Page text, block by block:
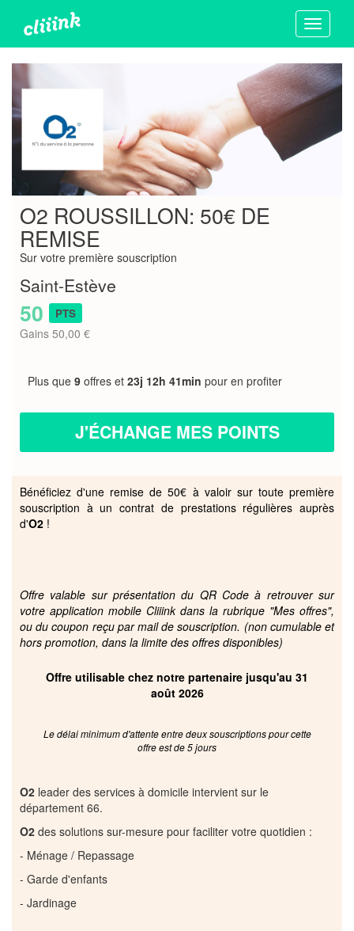
Toggle
O2 ROUSSILLON: 50€ DE
REMISE
Sur votre première souscription
Saint-Estève
50 PTS
Gains 50,00 €
Plus que 9 offres et 23j 12h 41min pour en profiter
J'ÉCHANGE MES POINTS
Bénéficiez d'une remise de 50€ à valoir sur toute première
souscription à un contrat de prestations régulières auprès
d'O2 !
Offre valable sur présentation du QR Code à retrouver sur
votre application mobile Cliiink dans la rubrique "Mes offres",
ou du coupon reçu par mail de souscription. (non cumulable et
hors promotion, dans la limite des offres disponibles)
Offre utilisable chez notre partenaire jusqu'au 31
août 2026
Le délai minimum d'attente entre deux souscriptions pour cette
offre est de 5 jours
O2 leader des services à domicile intervient sur le
département 66.
O2 des solutions sur-mesure pour faciliter votre quotidien :
- Ménage / Repassage
- Garde d'enfants
- Jardinage